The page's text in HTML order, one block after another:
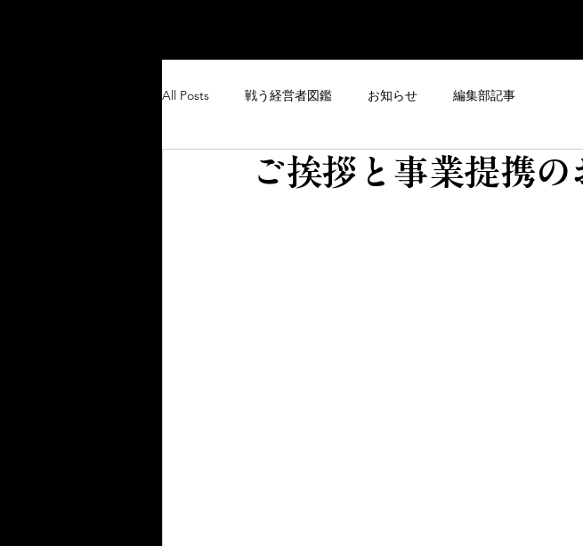
All Posts 戦う経営者図鑑 お知らせ 編集部記事
ご挨拶と事業提携の